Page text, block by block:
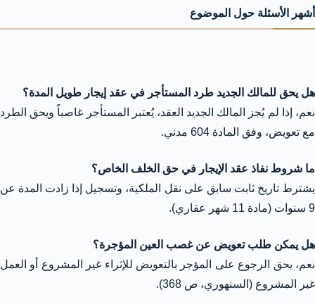
أشهر الأسئلة حول الموضوع
هل يحق للمالك الجديد طرد المستأجر في عقد إيجار طويل المدة؟
نعم، إذا لم يُجز المالك الجديد العقد، يُعتبر المستأجر غاصباً ويحق الطرد
مع تعويض، وفق المادة 604 مدني.
ما شروط نفاذ عقد الإيجار في حق الخلف الخاص؟
يشترط تاريخ ثابت سابق على نقل الملكية، وتسجيل إذا زادت المدة عن
9 سنوات (مادة 11 شهر عقاري).
هل يمكن طلب تعويض عن غصب العين المؤجرة؟
نعم، يحق الرجوع على المؤجر بالتعويض للإثراء غير المشروع أو العمل
غير المشروع (السنهوري، ص 368).